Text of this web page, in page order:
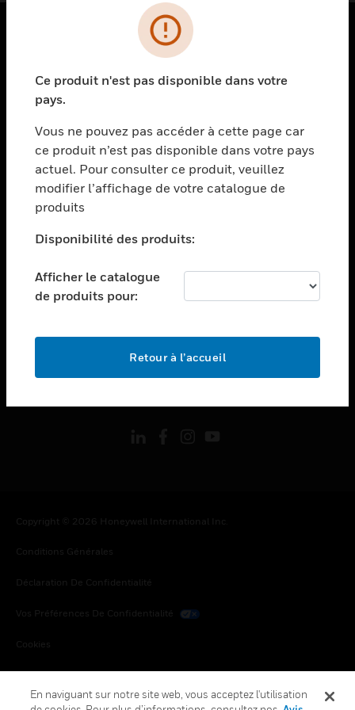
toggle view
SOLUTIONS
toggle view
SECTEURS
toggle view
ASSISTANCE
toggle view
toggle view
toggle view
MENTIONS LÉGALES
toggle view
Copyright © 2026 Honeywell International Inc.
Conditions Générales
Déclaration De Confidentialité
Vos Préférences De Confidentialité
Cookies
Désabonnement Global
Ce produit n'est pas disponible dans votre
pays.
Vous ne pouvez pas accéder à cette page car
ce produit n’est pas disponible dans votre pays
actuel. Pour consulter ce produit, veuillez
modifier l’affichage de votre catalogue de
produits
Disponibilité des produits:
Afficher le catalogue
de produits pour:
Retour à l’accueil
En naviguant sur notre site web, vous acceptez l'utilisation